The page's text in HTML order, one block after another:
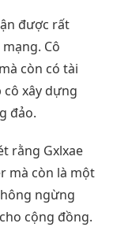
được rất
Cô
còn có tài
xây dựng
đảo.
rằng Gxlxae
mà còn là một
ngừng
cộng đồng.